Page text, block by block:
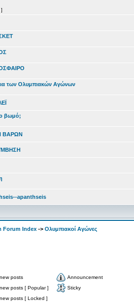
]
των Ολυμπιακών Αγώνων
βωμό;
ΒΑΡΩΝ
apanthseis
Forum Index -> Ολυμπιακοί Αγώνες
posts
Announcement
posts [ Popular ]
Sticky
posts [ Locked ]